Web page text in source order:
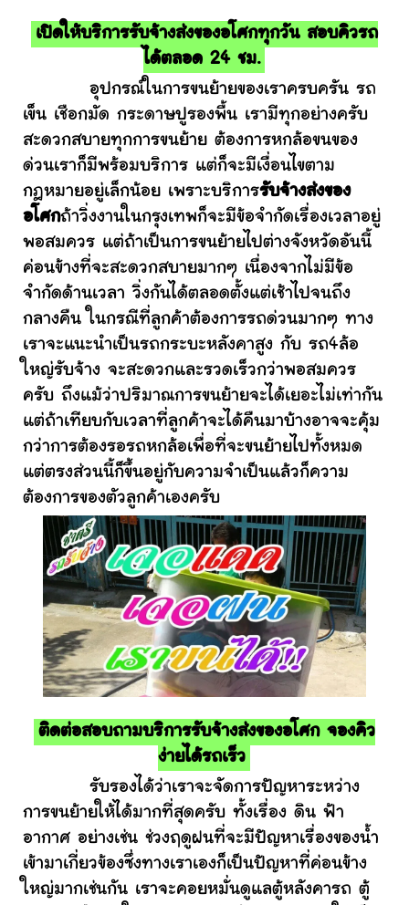
เปิดให้บริการรับจ้างส่งของอโศกทุกวัน สอบคิวรถ
ได้ตลอด 24 ชม.
อุปกรณ์ในการขนย้ายของเราครบครัน รถ
เข็น เชือกมัด กระดาษปูรองพื้น เรามีทุกอย่างครับ
สะดวกสบายทุกการขนย้าย ต้องการหกล้อขนของ
ด่วนเราก็มีพร้อมบริการ แต่ก็จะมีเงื่อนไขตาม
กฎหมายอยู่เล็กน้อย เพราะบริการรับจ้างส่งของ
อโศกถ้าวิ่งงานในกรุงเทพก็จะมีข้อจำกัดเรื่องเวลาอยู่
พอสมควร แต่ถ้าเป็นการขนย้ายไปต่างจังหวัดอันนี้
ค่อนข้างที่จะสะดวกสบายมากๆ เนื่องจากไม่มีข้อ
จำกัดด้านเวลา วิ่งกันได้ตลอดตั้งแต่เช้าไปจนถึง
กลางคืน ในกรณีที่ลูกค้าต้องการรถด่วนมากๆ ทาง
เราจะแนะนำเป็นรถกระบะหลังคาสูง กับ รถ4ล้อ
ใหญ่รับจ้าง จะสะดวกและรวดเร็วกว่าพอสมควร
ครับ ถึงแม้ว่าปริมาณการขนย้ายจะได้เยอะไม่เท่ากัน
แต่ถ้าเทียบกับเวลาที่ลูกค้าจะได้คืนมาบ้างอาจจะคุ้ม
กว่าการต้องรอรถหกล้อเพื่อที่จะขนย้ายไปทั้งหมด
แต่ตรงส่วนนี้ก็ขึ้นอยู่กับความจำเป็นแล้วก็ความ
ต้องการของตัวลูกค้าเองครับ
ติดต่อสอบถามบริการรับจ้างส่งของอโศก จองคิว
ง่ายได้รถเร็ว
รับรองได้ว่าเราจะจัดการปัญหาระหว่าง
การขนย้ายให้ได้มากที่สุดครับ ทั้งเรื่อง ดิน ฟ้า
อากาศ อย่างเช่น ช่วงฤดูฝนที่จะมีปัญหาเรื่องของน้ำ
เข้ามาเกี่ยวข้องซึ่งทางเราเองก็เป็นปัญหาที่ค่อนข้าง
ใหญ่มากเช่นกัน เราจะคอยหมั่นดูแลตู้หลังคารถ ตู้